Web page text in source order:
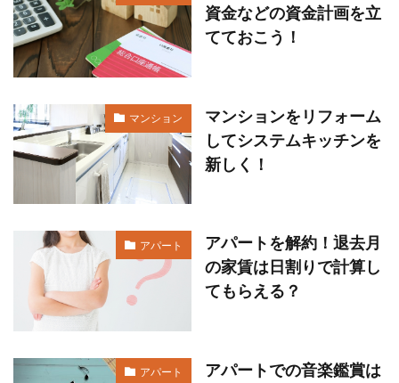
資金などの資金計画を立
てておこう！
マンション
マンションをリフォーム
してシステムキッチンを
新しく！
アパート
アパートを解約！退去月
の家賃は日割りで計算し
てもらえる？
アパート アパートでの音楽鑑賞は